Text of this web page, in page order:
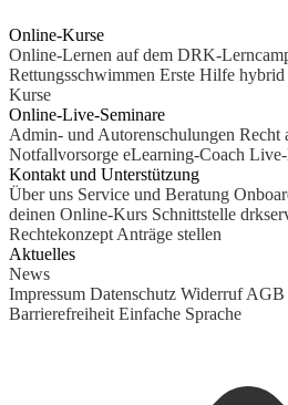
Online-Kurse
Online-Lernen auf dem DRK-
Rettungsschwimmen Erste Hilfe hybrid
Kurse
Online-Live-Seminare
Admin- und Autorenschulungen Recht
Notfallvorsorge eLearning-Coach Live-
Kontakt und Unterstützung
Über uns Service und Beratung
deinen Online-Kurs Schnittstelle
Rechtekonzept Anträge stellen
Aktuelles
News
Impressum Datenschutz Widerruf AGB
Barrierefreiheit Einfache Sprache